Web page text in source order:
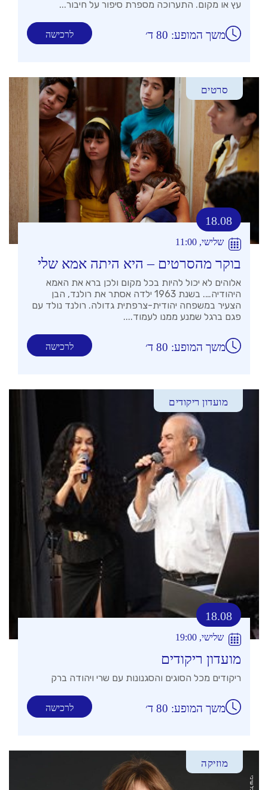
עץ או מקום. התערוכה מספרת סיפור על חיבור...
לרכישה משך המופע: 80 ד׳
סרטים
18.08
שלישי, 11:00
בוקר מהסרטים – היא היתה אמא שלי
אלוהים לא יכול להיות בכל מקום ולכן ברא את האמא
היהודיה…. בשנת 1963 ילדה אסתר את רולנד, הבן
הצעיר במשפחה יהודית-צרפתית גדולה. רולנד נולד עם
פגם ברגל שמנע ממנו לעמוד....
לרכישה משך המופע: 80 ד׳
מועדון ריקודים
18.08
שלישי, 19:00
מועדון ריקודים
ריקודים מכל הסוגים והסגנונות עם שרי ויהודה ברק
לרכישה משך המופע: 80 ד׳
מוזיקה